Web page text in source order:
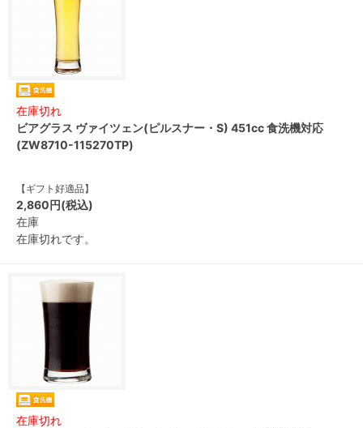
在庫切れ
ビアグラス ヴァイツェン(ピルスナー・S) 451cc 食洗機対応
(ZW8710-115270TP)
【ギフト好適品】
2,860円(税込)
在庫
在庫切れです。
在庫切れ